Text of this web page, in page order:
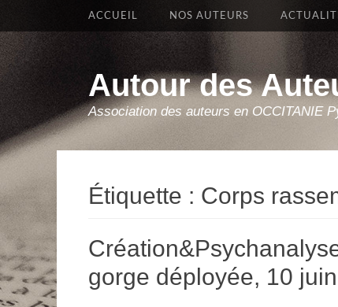
Autour des
Association des auteurs en OCCITANIE
Premier Menu
Aller
ACCUEIL NOS AUTEURS
Étiquette : Corps
gorge déployée, 10